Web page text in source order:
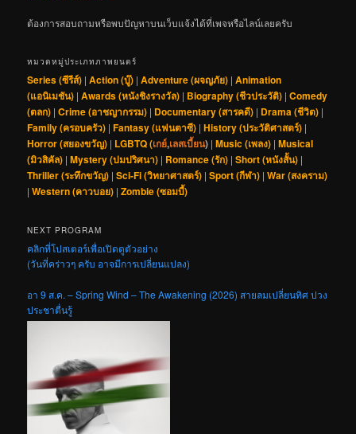
ต้องการสอบถามหรือพบปัญหาบนเว็บแจ้งได้ที่เพจหรือไลน์เลยครับ
หมวดหมู่ประเภทภาพยนตร์
Series (ซีรีส์) |Action (บู๊) |Adventure (ผจญภัย) |Animation
(แอนิเมชัน) |Awards (หนังชิงรางวัล) | Biography (ชีวประวัติ) |Comedy
(ตลก) |Crime (อาชญากรรม) | Documentary (สารคดี) | Drama (ชีวิต) |
Family (ครอบครัว) |Fantasy (แฟนตาซี) |History (ประวัติศาสตร์) |
Horror (สยองขวัญ) | LGBTQ (เกย์,เลสเบี้ยน) |Music (เพลง) |Musical
(มิวสิคัล) |Mystery (ปมปริศนา) | Romance (รัก) |Short (หนังสั้น) |
Thriller (ระทึกขวัญ) |Sci-Fi (วิทยาศาสตร์) |Sport (กีฬา) |War (สงคราม)
|Western (คาวบอย) |Zombie (ซอมบี้)
NEXT PROGRAM
คลิกที่โปสเตอร์เพื่อเปิดดูตัวอย่าง
(วันที่คร่าวๆ ครับ อาจมีการเปลี่ยนแปลง)
อา 9 ส.ค. – Spring Wind – The Awakening (2026) สายลมเปลี่ยนทิศ ปวง
ประชาตื่นรู้